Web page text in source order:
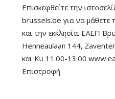
Επισκεφθείτε την
brussels.be για να μάθετε
και την εκκλησία. ΕΑΕΠ
Henneaulaan 144,
και Κυ 11.00-13.00
Επιστροφή